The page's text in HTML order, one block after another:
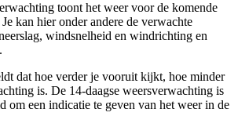
toont het weer voor de komende
kan hier onder andere de verwachte
windsnelheid en windrichting en
dat hoe verder je vooruit kijkt, hoe minder
is. De 14-daagse weersverwachting is
om een indicatie te geven van het weer in de